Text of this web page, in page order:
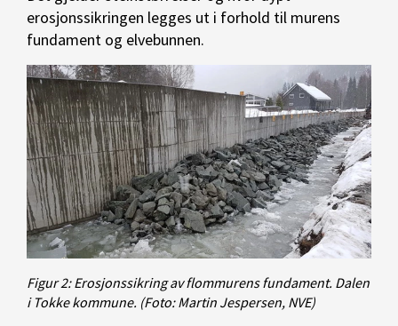
erosjonssikringen legges ut i forhold til murens
fundament og elvebunnen.
Figur 2: Erosjonssikring av flommurens fundament. Dalen
i Tokke kommune. (Foto: Martin Jespersen, NVE)